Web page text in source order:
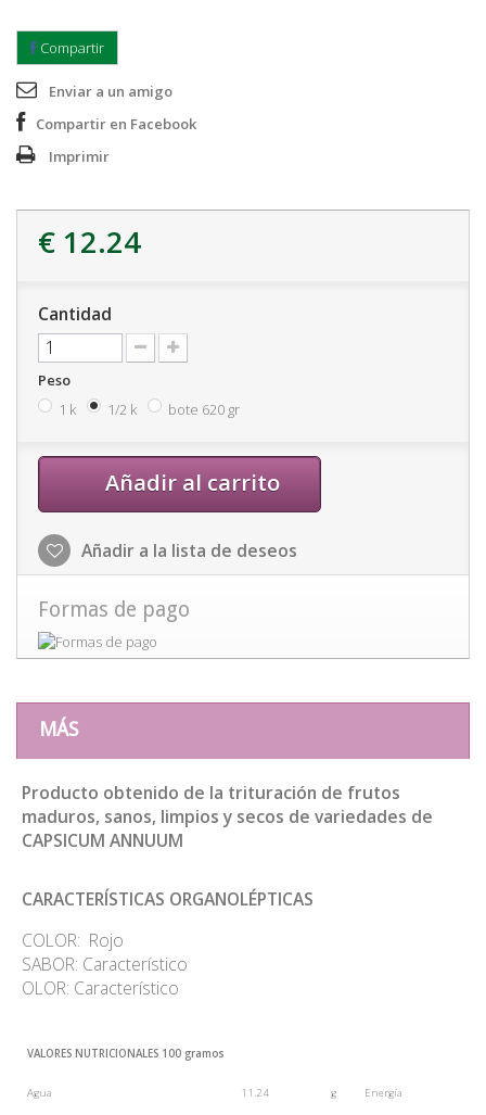
Compartir
Enviar a un amigo
Compartir en Facebook
Imprimir
€ 12.24
Cantidad
Peso
1 k
1/2 k bote 620 gr
Añadir al carrito
Añadir a la lista de deseos
Formas de pago
MÁS
Producto obtenido de la trituración de frutos
maduros, sanos, limpios y secos de variedades de
CAPSICUM ANNUUM
CARACTERÍSTICAS ORGANOLÉPTICAS
COLOR: Rojo
SABOR: Característico
OLOR: Característico
VALORES NUTRICIONALES 100 gramos
Agua 11.24 g Energía